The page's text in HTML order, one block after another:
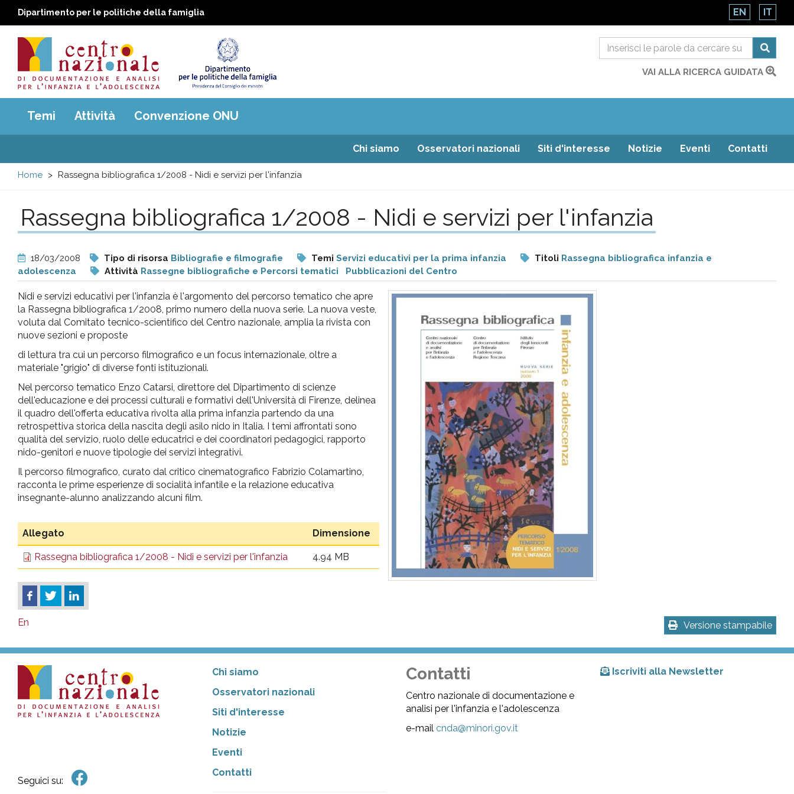
Dipartimento per le politiche della famiglia EN IT
Centro
nazionale
di
e
analisi
pr
l'infanzia
e
l'adolescenza
VAI ALLA RICERCA GUIDATA
Main
menu
Temi Attività Convenzione ONU
Chi siamo Osservatori nazionali Siti d'interesse Notizie Eventi Contatti
Home Rassegna bibliografica 1/2008 - Nidi e servizi per l'infanzia
Rassegna bibliografica 1/2008 - Nidi e servizi per l'infanzia
18/03/2008 Tipo di risorsa Bibliografie e filmografie Temi Servizi educativi per la prima infanzia Titoli Rassegna bibliografica infanzia e
adolescenza
Attività Rassegne bibliografiche e Percorsi tematici Pubblicazioni del Centro
Nidi e servizi educativi per l'infanzia è l'argomento del percorso tematico che apre
la Rassegna bibliografica 1/2008, primo numero della nuova serie. La nuova veste,
voluta dal Comitato tecnico-scientifico del Centro nazionale, amplia la rivista con
nuove sezioni e proposte
di lettura tra cui un percorso filmografico e un focus internazionale, oltre a
materiale "grigio" di diverse fonti istituzionali.
Nel percorso tematico Enzo Catarsi, direttore del Dipartimento di scienze
dell'educazione e dei processi culturali e formativi dell'Università di Firenze, delinea
il quadro dell'offerta educativa rivolta alla prima infanzia partendo da una
retrospettiva storica della nascita degli asilo nido in Italia. I temi affrontati sono
qualità del servizio, ruolo delle educatrici e dei coordinatori pedagogici, rapporto
nido-genitori e nuove tipologie dei servizi integrativi.
Il percorso filmografico, curato dal critico cinematografico Fabrizio Colamartino,
racconta le prime esperienze di socialità infantile e la relazione educativa
insegnante-alunno analizzando alcuni film.
Allegato Dimensione
Rassegna bibliografica 1/2008 - Nidi e servizi per l'infanzia 4.94 MB
Versione stampabile
En
Seguici su:
Chi siamo
Osservatori nazionali
Siti d'interesse
Notizie
Eventi
Contatti
Contatti
Centro nazionale di documentazione e
analisi per l'infanzia e l'adolescenza
e-mailcnda@minori.gov.it
Iscriviti alla Newsletter